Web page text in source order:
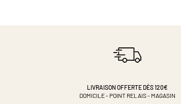
LIVRAISON OFFERTE DÈS 120€
DOMICILE - POINT RELAIS - MAGASIN